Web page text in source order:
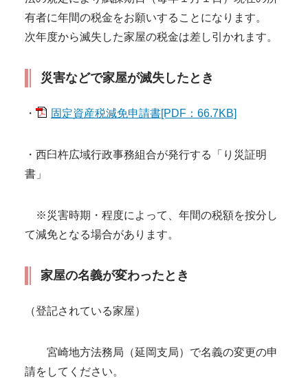
有者に年間の税金をお願いすることになります。
次年度から滅失した家屋の税金は差し引かれます。
災害などで家屋が滅失したとき
・ 固定資産税減免申請書[PDF：66.7KB]
・西臼杵広域行政事務組合が発行する「り災証明
書」
※災害時期・程度によって、年間の税額を按分し
て減免となる場合があります。
家屋の名義が変わったとき
（登記されている家屋）
宮崎地方法務局（延岡支局）で名義の変更の申
請をしてください。